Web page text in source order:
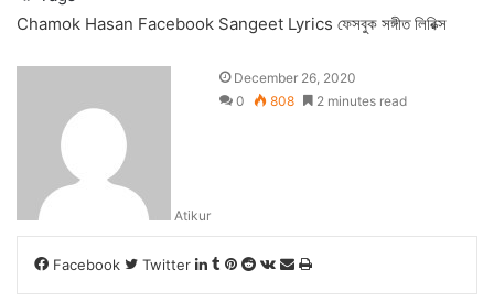
Chamok Hasan Facebook Sangeet Lyrics ফেসবুক সঙ্গীত লিরিক্স
Atikur
December 26, 2020
0
808 2 minutes read
Facebook Twitter LinkedIn
Tumblr
Pinterest
RedditVKontakte
Share
Print